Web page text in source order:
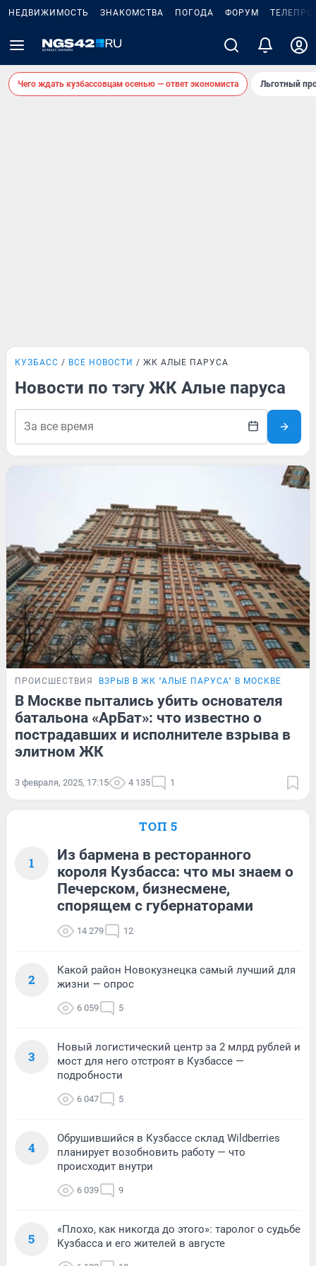
НЕДВИЖИМОСТЬ ЗНАКОМСТВА ПОГОДА ФОРУМ
Чего ждать кузбассовцам осенью — ответ экономиста Льготный
КУЗБАСС ВСЕ НОВОСТИ ЖК АЛЫЕ ПАРУСА
Новости по тэгу ЖК Алые паруса
ПРОИСШЕСТВИЯ ВЗРЫВ В ЖК "АЛЫЕ ПАРУСА" В МОСКВЕ
В Москве пытались убить основателя
батальона «АрБат»: что известно о
пострадавших и исполнителе взрыва в
элитном ЖК
3 февраля, 2025, 17:15 4 135 1
ТОП 5
1
Из бармена в ресторанного
короля Кузбасса: что мы знаем о
Печерском, бизнесмене,
спорящем с губернаторами
14 279 12
2
Какой район Новокузнецка самый лучший для
жизни — опрос
6 059 5
3
Новый логистический центр за 2 млрд рублей и
мост для него отстроят в Кузбассе —
подробности
6 047 5
4
Обрушившийся в Кузбассе склад Wildberries
планирует возобновить работу — что
происходит внутри
6 039 9
5
«Плохо, как никогда до этого»: таролог о судьбе
Кузбасса и его жителей в августе